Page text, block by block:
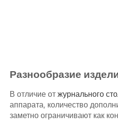
Разнообразие
В отличие от журнального
аппарата, количество
заметно ограничивают как